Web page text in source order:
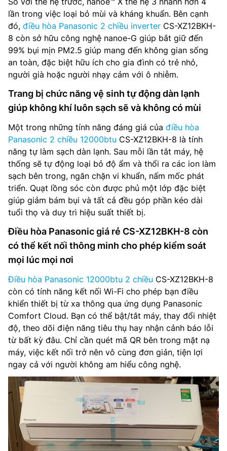
lần trong việc loại bỏ mùi và kháng khuẩn. Bên cạnh
đó, điều hòa Panasonic 2 chiều inverter CS-XZ12BKH-
8 còn sở hữu công nghệ nanoe-G giúp bắt giữ đến
99% bụi mịn PM2.5 giúp mang đến không gian sống
an toàn, đặc biệt hữu ích cho gia đình có trẻ nhỏ,
người già hoặc người nhạy cảm với ô nhiễm.
Trang bị chức năng vệ sinh tự động dàn lạnh
giúp không khí luôn sạch sẽ và không có mùi
Một trong những tính năng đáng giá của điều hòa
Panasonic 2 chiều 12000btu CS-XZ12BKH-8 là tính
năng tự làm sạch dàn lạnh. Sau mỗi lần tắt máy, hệ
thống sẽ tự động loại bỏ độ ẩm và thổi ra các ion làm
sạch bên trong, ngăn chặn vi khuẩn, nấm mốc phát
triển. Quạt lồng sóc còn được phủ một lớp đặc biệt
giúp giảm bám bụi và tất cả đều góp phần kéo dài
tuổi thọ và duy trì hiệu suất thiết bị.
Điều hòa Panasonic giá rẻ CS-XZ12BKH-8 còn
có thể kết nối thông minh cho phép kiểm soát
mọi lúc mọi nơi
Điều hòa Panasonic 12000btu 2 chiều CS-XZ12BKH-8
còn có tính năng kết nối Wi-Fi cho phép bạn điều
khiển thiết bị từ xa thông qua ứng dụng Panasonic
Comfort Cloud. Bạn có thể bật/tắt máy, thay đổi nhiệt
độ, theo dõi điện năng tiêu thụ hay nhận cảnh báo lỗi
từ bất kỳ đâu. Chỉ cần quét mã QR bên trong mặt nạ
máy, việc kết nối trở nên vô cùng đơn giản, tiện lợi
ngay cả với người không am hiểu công nghệ.